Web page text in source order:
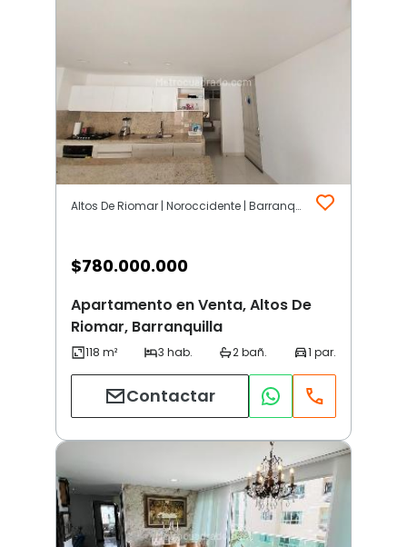
Altos De Riomar | Noroccidente | Barranquilla
$780.000.000
Apartamento en Venta, Altos De
Riomar, Barranquilla
Contactar